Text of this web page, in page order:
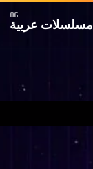
مسلسلات عربية